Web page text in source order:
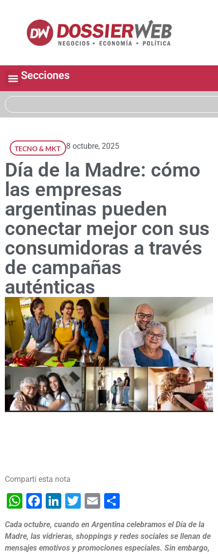
Secciones
TECNO & MKT 8 octubre, 2025
Día de la Madre: cómo
las empresas
argentinas pueden
conectar mejor con sus
consumidoras a través
de campañas
auténticas
Compartí esta nota
WhatsApp
Facebook
LinkedIn
Twitter
Email
Cada octubre, cuando en Argentina celebramos el Día de la
Madre, las vidrieras, shoppings y redes sociales se llenan de
mensajes emotivos y promociones especiales. Sin embargo,